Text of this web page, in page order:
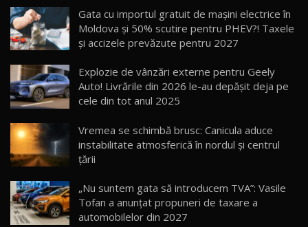
15 14:37
16
AutoBlogMD
13:10
17
30:08
Noul Geely EX5 EM-i care a cucerit Moldova
Gata cu importul gratuit de mașini electrice în
Moldova și 50% scutire pentru PHEV?! Taxele
și accizele prevăzute pentru 2027
Explozie de vânzări externe pentru Geely
Auto! Livrările din 2026 le-au depășit deja pe
cele din tot anul 2025
Vremea se schimbă brusc: Canicula aduce
instabilitate atmosferică în nordul și centrul
țării
„Nu suntem gata să introducem TVA”: Vasile
Tofan a anunțat propuneri de taxare a
automobilelor din 2027